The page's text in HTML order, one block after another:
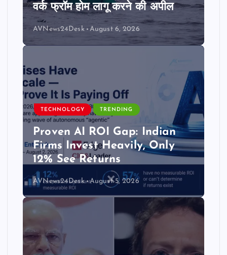
वर्क फ्रॉम होम लागू करने की अपील
AVNews24Desk August 6, 2026
TECHNOLOGY TRENDING
Proven AI ROI Gap: Indian
Firms Invest Heavily, Only
12% See Returns
AVNews24Desk August 5, 2026